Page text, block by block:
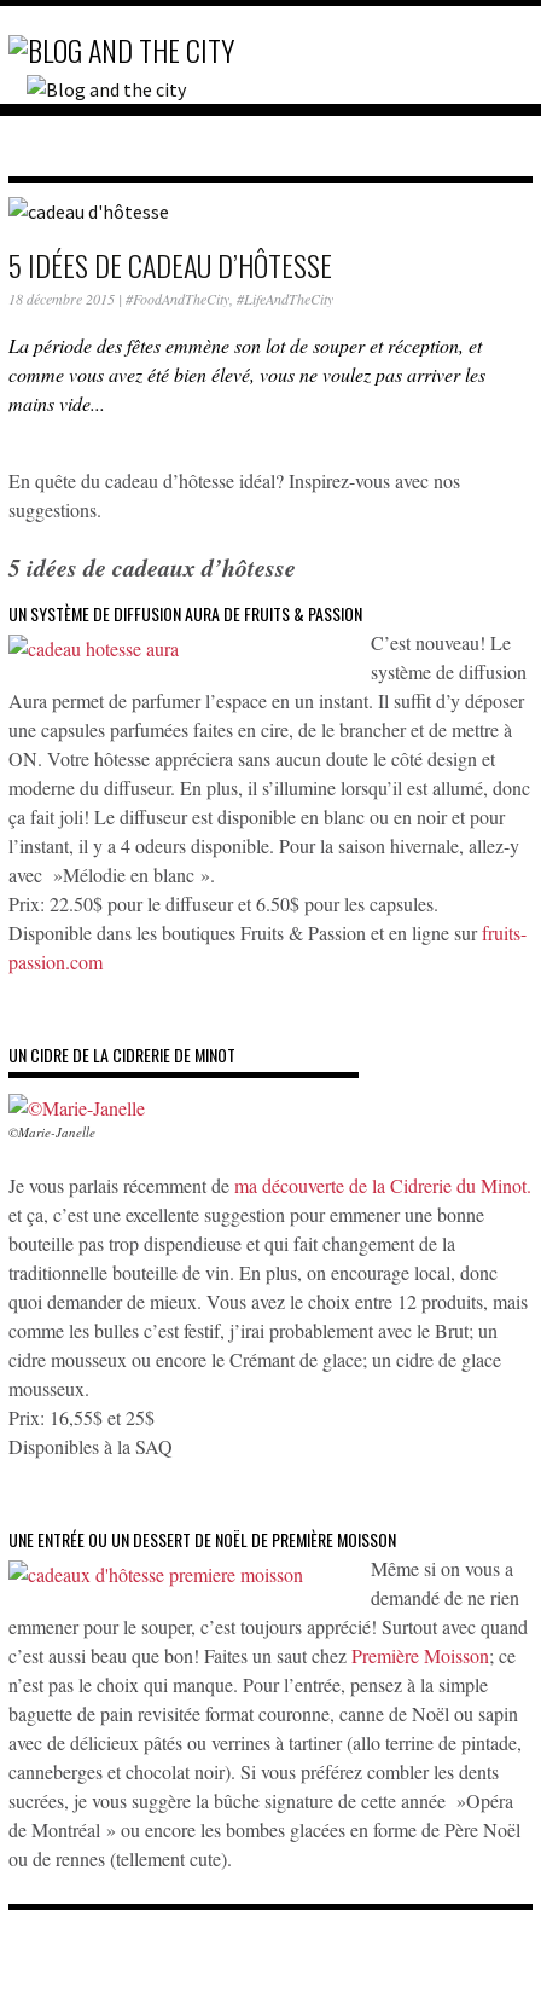
5 IDÉES DE CADEAU D’HÔTESSE
18 décembre 2015 | #FoodAndTheCity, #LifeAndTheCity
La période des fêtes emmène son lot de souper et réception, et
comme vous avez été bien élevé, vous ne voulez pas arriver les
mains vide...
En quête du cadeau d’hôtesse idéal? Inspirez-vous avec nos
suggestions.
5 idées de cadeaux d’hôtesse
UN SYSTÈME DE DIFFUSION AURA DE FRUITS & PASSION
C’est nouveau! Le
système de diffusion
Aura permet de parfumer l’espace en un instant. Il suffit d’y déposer
une capsules parfumées faites en cire, de le brancher et de mettre à
ON. Votre hôtesse appréciera sans aucun doute le côté design et
moderne du diffuseur. En plus, il s’illumine lorsqu’il est allumé, donc
ça fait joli! Le diffuseur est disponible en blanc ou en noir et pour
l’instant, il y a 4 odeurs disponible. Pour la saison hivernale, allez-y
avec »Mélodie en blanc ».
Prix: 22.50$ pour le diffuseur et 6.50$ pour les capsules.
Disponible dans les boutiques Fruits & Passion et en ligne surfruits-
passion.com
UN CIDRE DE LA CIDRERIE DE MINOT
©Marie-Janelle
Je vous parlais récemment dema découverte de la Cidrerie du Minot.
et ça, c’est une excellente suggestion pour emmener une bonne
bouteille pas trop dispendieuse et qui fait changement de la
traditionnelle bouteille de vin. En plus, on encourage local, donc
quoi demander de mieux. Vous avez le choix entre 12 produits, mais
comme les bulles c’est festif, j’irai probablement avec le Brut; un
cidre mousseux ou encore le Crémant de glace; un cidre de glace
mousseux.
Prix: 16,55$ et 25$
Disponibles à la SAQ
UNE ENTRÉE OU UN DESSERT DE NOËL DE PREMIÈRE MOISSON
Même si on vous a
demandé de ne rien
emmener pour le souper, c’est toujours apprécié! Surtout avec quand
c’est aussi beau que bon! Faites un saut chezPremière Moisson; ce
n’est pas le choix qui manque. Pour l’entrée, pensez à la simple
baguette de pain revisitée format couronne, canne de Noël ou sapin
avec de délicieux pâtés ou verrines à tartiner (allo terrine de pintade,
canneberges et chocolat noir). Si vous préférez combler les dents
sucrées, je vous suggère la bûche signature de cette année »Opéra
de Montréal » ou encore les bombes glacées en forme de Père Noël
ou de rennes (tellement cute).